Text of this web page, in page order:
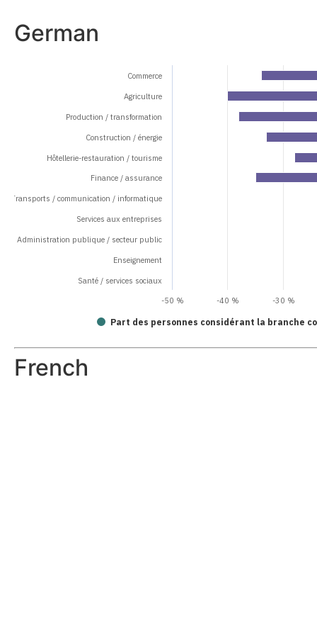
German
Part des personnes considérant la branche
Commerce
Agriculture
Production / transformation
Construction / énergie
Hôtellerie-restauration / tourisme
Finance / assurance
Transports / communication / informatique
Services aux entreprises
Administration publique / secteur public
Enseignement
Santé / services sociaux
-40 %
-30 %
-50 %
French